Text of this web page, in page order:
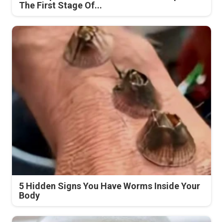
The First Stage Of...
5 Hidden Signs You Have Worms Inside Your
Body